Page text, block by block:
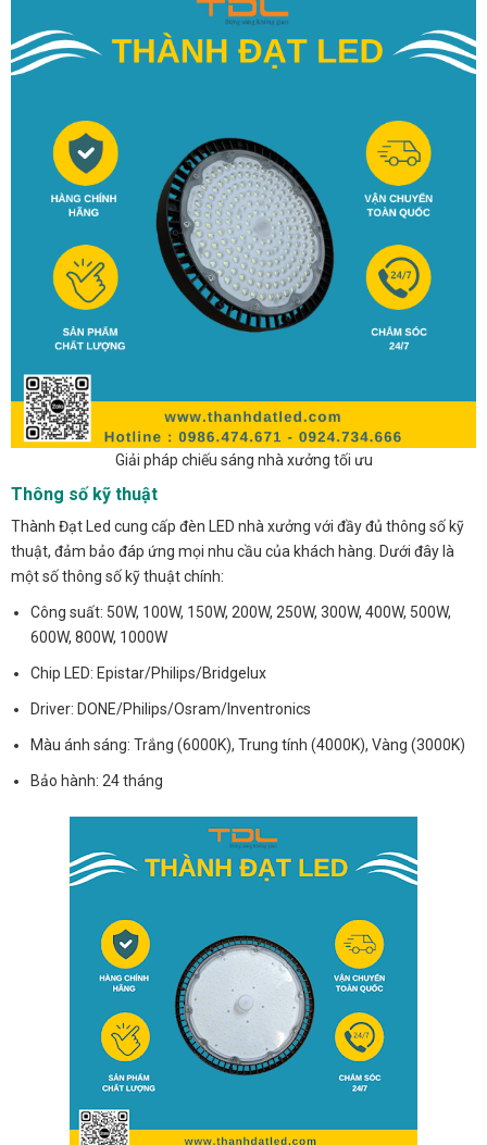
Giải pháp chiếu sáng nhà xưởng tối ưu
Thông số kỹ thuật
Thành Đạt Led cung cấp đèn LED nhà xưởng với đầy đủ thông số kỹ
thuật, đảm bảo đáp ứng mọi nhu cầu của khách hàng. Dưới đây là
một số thông số kỹ thuật chính:
Công suất: 50W, 100W, 150W, 200W, 250W, 300W, 400W, 500W,
600W, 800W, 1000W
Chip LED: Epistar/Philips/Bridgelux
Driver: DONE/Philips/Osram/Inventronics
Màu ánh sáng: Trắng (6000K), Trung tính (4000K), Vàng (3000K)
Bảo hành: 24 tháng